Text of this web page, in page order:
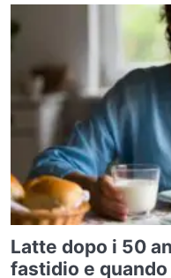
Latte dopo i 50
fastidio e